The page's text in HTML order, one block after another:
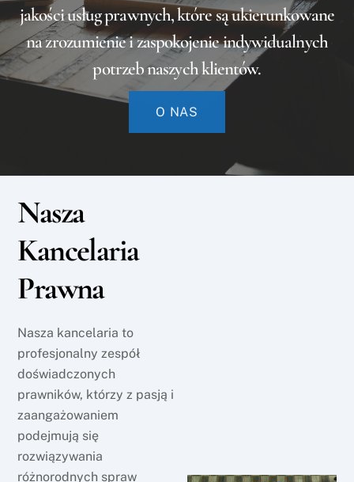
jakości usług prawnych, które są ukierunkowane
na zrozumienie i zaspokojenie indywidualnych
potrzeb naszych klientów.
O NAS
Nasza
Kancelaria
Prawna
Nasza kancelaria to
profesjonalny zespół
doświadczonych
prawników, którzy z pasją i
zaangażowaniem
podejmują się
rozwiązywania
różnorodnych spraw